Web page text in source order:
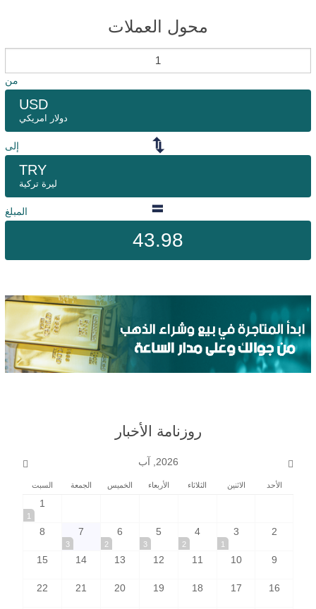
محول العملات
من
USD
دولار امريكي
إلى
TRY
ليرة تركية
المبلغ
43.98
روزنامة الأخبار
2026, آب
الأحد الاثنين الثلاثاء الأربعاء الخميس الجمعة السبت
1
1
2
3
1
4
2
5
3
6
2
7
3
8
9
10
11
12
13
14
15
16
17
18
19
20
21
22